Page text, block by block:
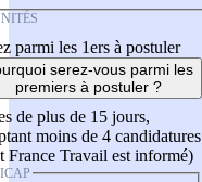
parmi les 1ers à postuler
serez-vous parmi les
premiers à postuler ?
de plus de 15 jours,
moins de 4 candidatures
France Travail est informé)